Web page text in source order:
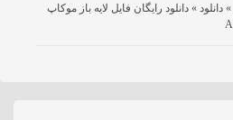
» دانلود » دانلود رایگان فایل لایه باز موکاپ